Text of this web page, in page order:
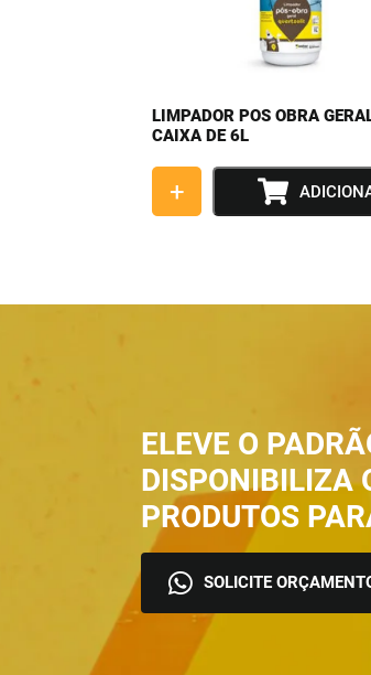
LIMPADOR POS OBRA
CAIXA DE 6L
+
ELEVE O
DISPONIBILIZA
PRODUTOS
SOLICITE